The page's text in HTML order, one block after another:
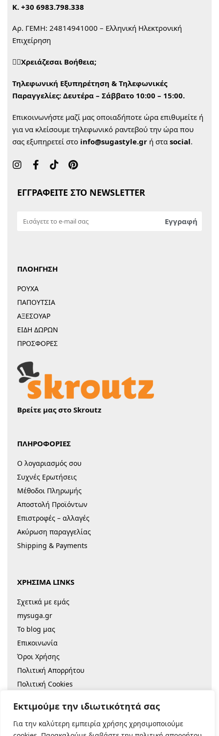
Εκτιμούμε την ιδιωτικότητά σας
Για την καλύτερη εμπειρία χρήσης χρησιμοποιούμε
Κ. +30 6983.798.338
Αρ. ΓΕΜΗ: 24814941000 – Ελληνική Ηλεκτρονική
Επιχείρηση
🙋‍♀️Χρειάζεσαι Βοήθεια;
Τηλεφωνική Εξυπηρέτηση & Τηλεφωνικές
Παραγγελίες: Δευτέρα – Σάββατο 10:00 – 15:00.
Επικοινωνήστε μαζί μας οποιαδήποτε ώρα επιθυμείτε ή
για να κλείσουμε τηλεφωνικό ραντεβού την ώρα που
σας εξυπηρετεί στο info@sugastyle.gr ή στα social.
ΕΓΓΡΑΦΕΙΤΕ ΣΤΟ NEWSLETTER
ΠΛΟΗΓΗΣΗ
ΡΟΥΧΑ
ΠΑΠΟΥΤΣΙΑ
ΑΞΕΣΟΥΑΡ
ΕΙΔΗ ΔΩΡΩΝ
ΠΡΟΣΦΟΡΕΣ
Βρείτε μας στο Skroutz
ΠΛΗΡΟΦΟΡΙΕΣ
Ο λογαριασμός σου
Συχνές Ερωτήσεις
Μέθοδοι Πληρωμής
Αποστολή Προϊόντων
Επιστροφές – αλλαγές
Ακύρωση παραγγελίας
Shipping & Payments
ΧΡΗΣΙΜΑ LINKS
Σχετικά με εμάς
mysuga.gr
Το blog μας
Επικοινωνία
Όροι Χρήσης
Πολιτική Απορρήτου
Πολιτική Cookies
© 2022 |Κατασκευή Eshop